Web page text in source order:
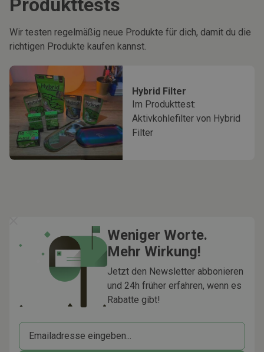
Produkttests
Wir testen regelmäßig neue Produkte für dich, damit du die
richtigen Produkte kaufen kannst.
Hybrid Filter
Im Produkttest:
Aktivkohlefilter von Hybrid
Filter
Weniger Worte.
Mehr Wirkung!
Jetzt den Newsletter abbonieren
und 24h früher erfahren, wenn es
Rabatte gibt!